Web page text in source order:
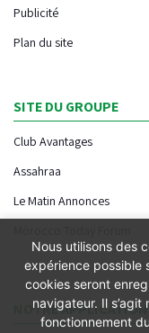
Publicité
Plan du site
SITE DU GROUPE
Club Avantages
Assahraa
Le Matin Annonces
NOTRE APPLICATION
Nous utilisons des
expérience possible
cookies seront
navigateur. Il
fonctionnement